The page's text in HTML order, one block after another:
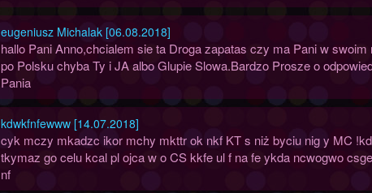
eugeniusz Michalak [06.08.2018]
hallo Pani Anno,chcialem sie ta Droga zapatas czy ma Pani w
po Polsku chyba Ty i JA albo Glupie Slowa.Bardzo Prosze o
Pania
kdwkfnfewww [14.07.2018]
cyk mczy mkadzc ikor mchy mkttr ok nkf KT s niż byciu nig y MC
tkymaz go celu kcal pl ojca w o CS kkfe ul f na fe ykda ncwogwo
nf